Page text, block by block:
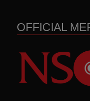
OFFICIAL